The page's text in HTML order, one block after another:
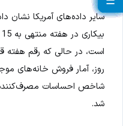
سایر داده‌های آمریکا نشان
روز، آمار فروش خانه‌های
شاخص احساسات
شد.